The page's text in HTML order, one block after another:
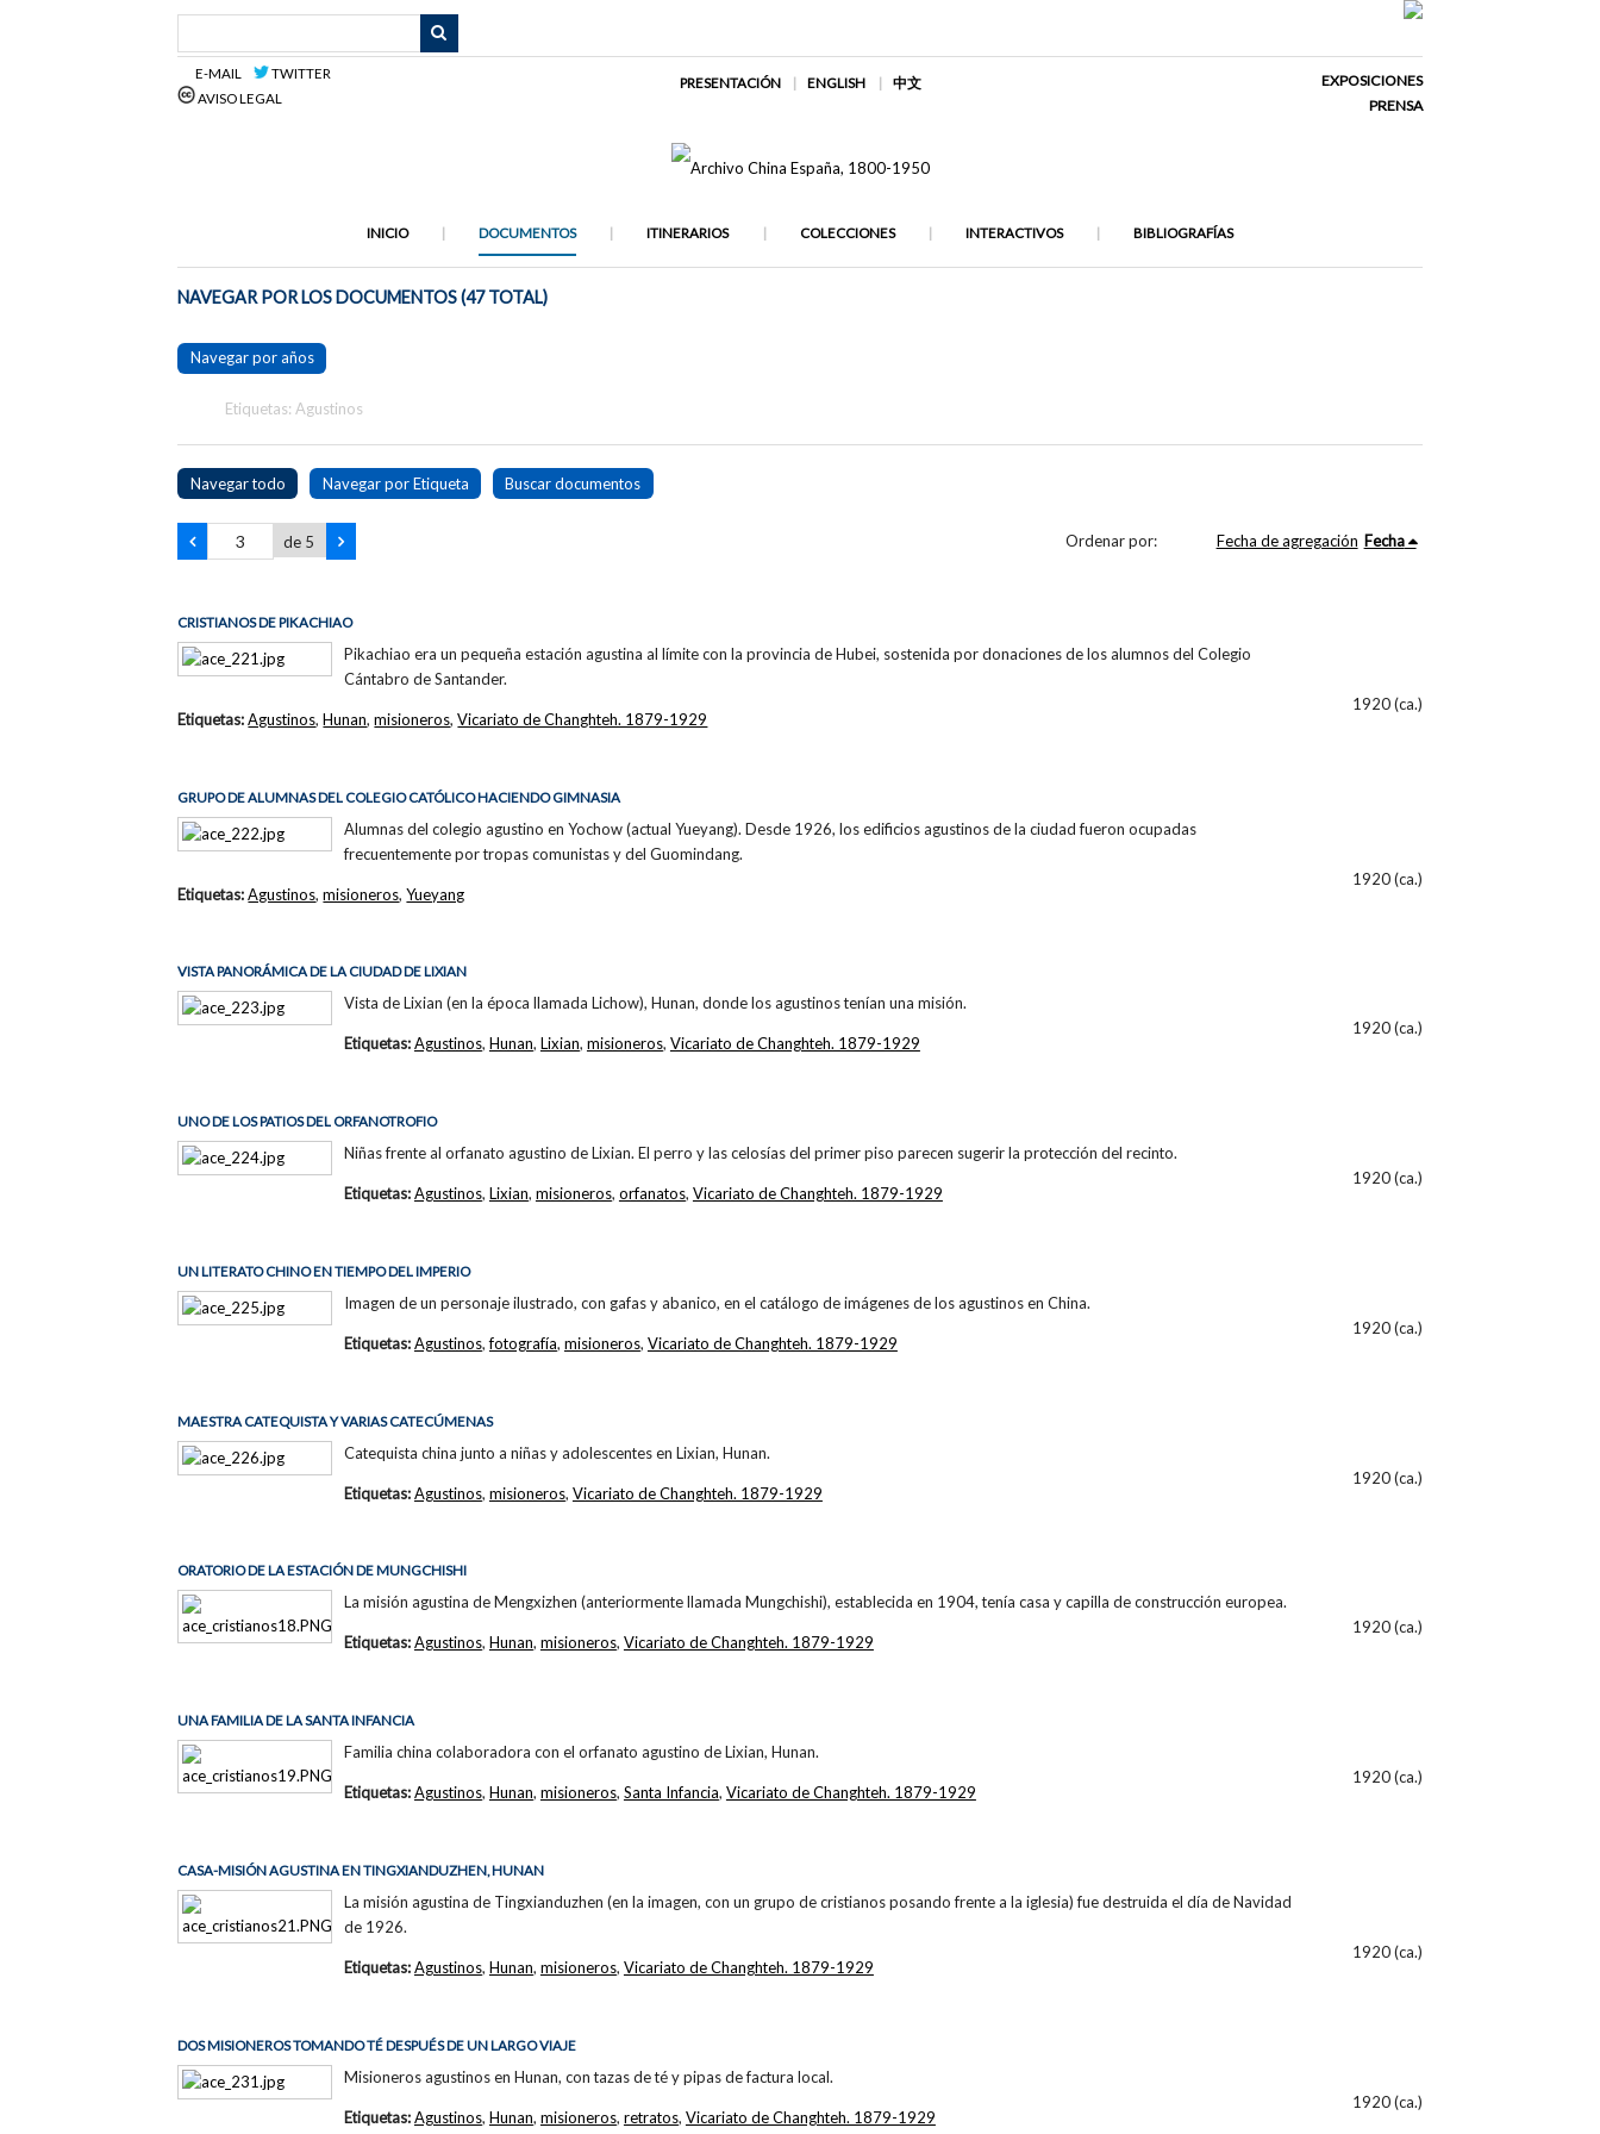
E-MAIL
TWITTER
AVISO LEGAL
PRESENTACIÓN ENGLISH 中文
EXPOSICIONES
PRENSA
INICIO DOCUMENTOS ITINERARIOS COLECCIONES INTERACTIVOS BIBLIOGRAFÍAS
NAVEGAR POR LOS DOCUMENTOS (47 TOTAL)
Navegar por años
Etiquetas: Agustinos
Navegar todo Navegar por Etiqueta Buscar documentos
de 5 Ordenar por: Fecha de agregación Fecha
CRISTIANOS DE PIKACHIAO
Pikachiao era un pequeña estación agustina al límite con la provincia de Hubei, sostenida por donaciones de los alumnos del Colegio
Cántabro de Santander.
1920 (ca.)
Etiquetas:Agustinos,Hunan,misioneros,Vicariato de Changhteh. 1879-1929
GRUPO DE ALUMNAS DEL COLEGIO CATÓLICO HACIENDO GIMNASIA
Alumnas del colegio agustino en Yochow (actual Yueyang). Desde 1926, los edificios agustinos de la ciudad fueron ocupadas
frecuentemente por tropas comunistas y del Guomindang.
1920 (ca.)
Etiquetas:Agustinos,misioneros,Yueyang
VISTA PANORÁMICA DE LA CIUDAD DE LIXIAN
Vista de Lixian (en la época llamada Lichow), Hunan, donde los agustinos tenían una misión.
1920 (ca.)
Etiquetas:Agustinos, Hunan, Lixian, misioneros, Vicariato de Changhteh. 1879-1929
UNO DE LOS PATIOS DEL ORFANOTROFIO
Niñas frente al orfanato agustino de Lixian. El perro y las celosías del primer piso parecen sugerir la protección del recinto.
1920 (ca.)
Etiquetas:Agustinos, Lixian, misioneros, orfanatos, Vicariato de Changhteh. 1879-1929
UN LITERATO CHINO EN TIEMPO DEL IMPERIO
Imagen de un personaje ilustrado, con gafas y abanico, en el catálogo de imágenes de los agustinos en China.
1920 (ca.)
Etiquetas:Agustinos,fotografía, misioneros, Vicariato de Changhteh. 1879-1929
MAESTRA CATEQUISTA Y VARIAS CATECÚMENAS
Catequista china junto a niñas y adolescentes en Lixian, Hunan.
1920 (ca.)
Etiquetas:Agustinos, misioneros, Vicariato de Changhteh. 1879-1929
ORATORIO DE LA ESTACIÓN DE MUNGCHISHI
La misión agustina de Mengxizhen (anteriormente llamada Mungchishi), establecida en 1904, tenía casa y capilla de construcción europea.
1920 (ca.)
Etiquetas:Agustinos, Hunan, misioneros, Vicariato de Changhteh. 1879-1929
UNA FAMILIA DE LA SANTA INFANCIA
Familia china colaboradora con el orfanato agustino de Lixian, Hunan.
1920 (ca.)
Etiquetas:Agustinos, Hunan, misioneros, Santa Infancia, Vicariato de Changhteh. 1879-1929
CASA-MISIÓN AGUSTINA EN TINGXIANDUZHEN, HUNAN
La misión agustina de Tingxianduzhen (en la imagen, con un grupo de cristianos posando frente a la iglesia) fue destruida el día de Navidad
de 1926.
1920 (ca.)
Etiquetas:Agustinos, Hunan, misioneros, Vicariato de Changhteh. 1879-1929
DOS MISIONEROS TOMANDO TÉ DESPUÉS DE UN LARGO VIAJE
Misioneros agustinos en Hunan, con tazas de té y pipas de factura local.
1920 (ca.)
Etiquetas:Agustinos, Hunan, misioneros, retratos, Vicariato de Changhteh. 1879-1929